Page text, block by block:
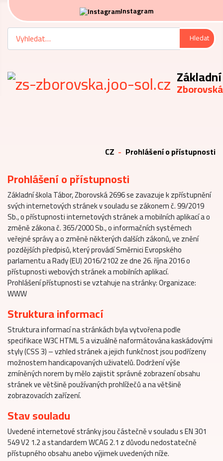
Instagram
Hledat Hledat
CZ Prohlášení o přístupnosti
Prohlášení o přístupnosti
Základní škola Tábor, Zborovská 2696 se zavazuje k zpřístupnění
svých internetových stránek v souladu se zákonem č. 99/2019
Sb., o přístupnosti internetových stránek a mobilních aplikací a o
změně zákona č. 365/2000 Sb., o informačních systémech
veřejné správy a o změně některých dalších zákonů, ve znění
pozdějších předpisů, který provádí Směrnici Evropského
parlamentu a Rady (EU) 2016/2102 ze dne 26. října 2016 o
přístupnosti webových stránek a mobilních aplikací.
Prohlášení přístupnosti se vztahuje na stránky: Organizace:
WWW
Struktura informací
Struktura informací na stránkách byla vytvořena podle
specifikace W3C HTML 5 a vizuálně naformátována kaskádovými
styly (CSS 3) – vzhled stránek a jejich funkčnost jsou podřízeny
možnostem handicapovaných uživatelů. Dodržení výše
zmíněných norem by mělo zajistit správné zobrazení obsahu
stránek ve většině používaných prohlížečů a na většině
zobrazovacích zařízení.
Stav souladu
Uvedené internetové stránky jsou částečně v souladu s EN 301
549 V2 1.2 a standardem WCAG 2.1 z důvodu nedostatečně
přístupného obsahu anebo výjimek uvedených níže.